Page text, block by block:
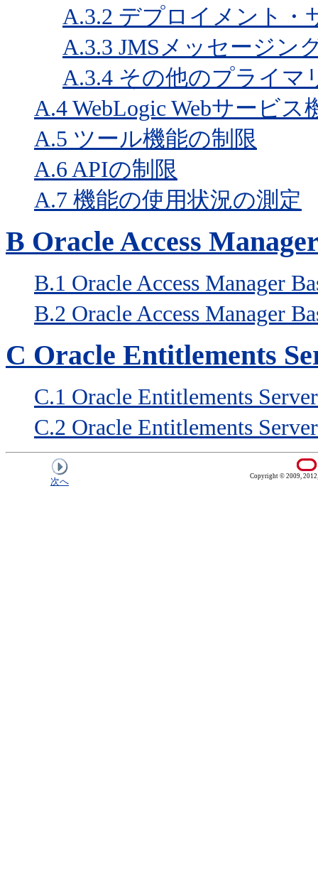
A.3.2 デプロイメント・
A.3.3 JMSメッセージン
A.3.4 その他のプライマ
A.4 WebLogic Webサービス
A.5 ツール機能の制限
A.6 APIの制限
A.7 機能の使用状況の測定
B Oracle Access
B.1 Oracle Access Manager
B.2 Oracle Access Manager
C Oracle Entitlements
C.1 Oracle Entitlements
C.2 Oracle Entitlements
次へ Copyright © 2009,